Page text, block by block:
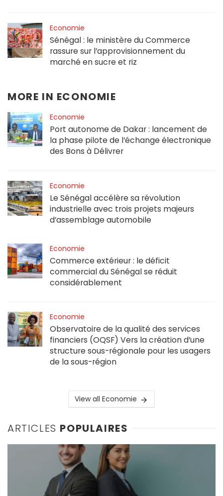
Economie
Sénégal : le ministère du Commerce
rassure sur l’approvisionnement du
marché en sucre et riz
MORE IN ECONOMIE
Economie
Port autonome de Dakar : lancement de
la phase pilote de l’échange électronique
des Bons à Délivrer
Economie
Le Sénégal accélère sa révolution
industrielle avec trois projets majeurs
d’assemblage automobile
Economie
Commerce extérieur : le déficit
commercial du Sénégal se réduit
considérablement
Economie
Observatoire de la qualité des services
financiers (OQSF) Vers la création d’une
structure sous-régionale pour les usagers
de la sous-région
View all Economie
ARTICLES POPULAIRES